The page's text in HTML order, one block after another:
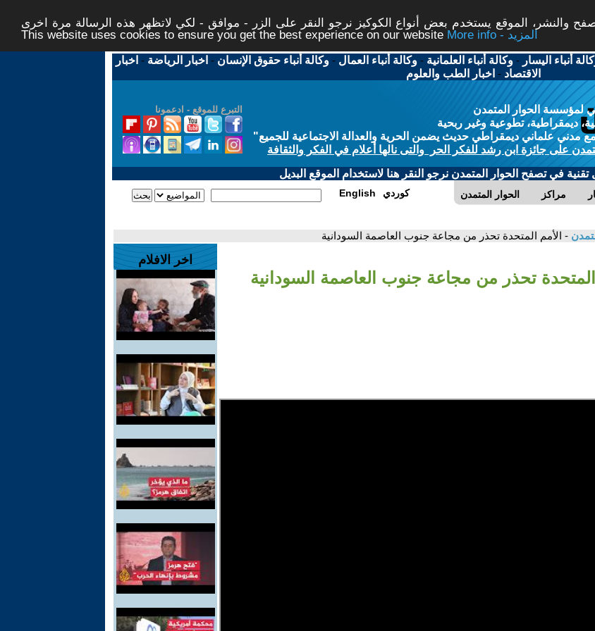
والنشر، الموقع يستخدم بعض أنواع الكوكيز نرجو النقر على الزر - موافق - لكي لاتظهر هذه الرسالة مرة اخرى -
This website uses cookies to ensure you get the best experience on our website
More info - المزيد
أنباء اليسار -وكالة أنباء العلمانية -وكالة أنباء العمال -وكالة أنباء حقوق الإنسان - اخبار الرياضة - اخبار
الاقتصاد - اخبار الطب والعلوم
التبرع للموقع - ادعمونا
لمؤسسة الحوار المتمدن
ديمقراطية، تطوعية وغير ربحية
مدني علماني ديمقراطي حديث يضمن الحرية والعدالة الاجتماعية للجميع"
على جائزة ابن رشد للفكر الحر والتى نالها أعلام في الفكر والثقافة
تقنية في تصفح الحوار المتمدن نرجو النقر هنا لاستخدام الموقع البديل
الحوار المتمدن مراكز English كوردي
- الأمم المتحدة تحذر من مجاعة جنوب العاصمة السودانية
تحذر من مجاعة جنوب العاصمة السودانية
اخر الافلام